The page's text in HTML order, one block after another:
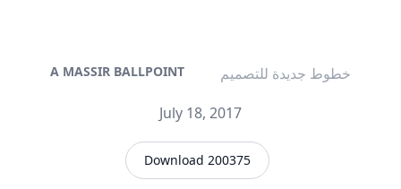
A MASSIR BALLPOINT
خطوط جديدة للتصميم
July 18, 2017
Download 200375